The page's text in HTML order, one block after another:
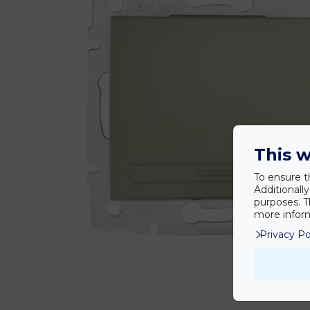
This
To ensure
purposes.
more
Privacy